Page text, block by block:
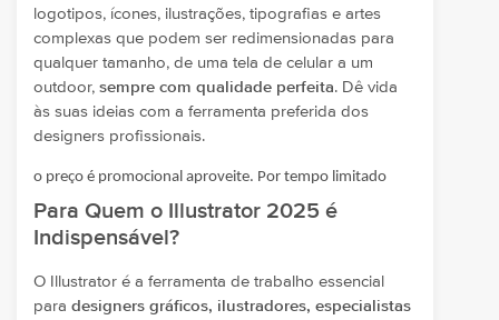
logotipos, ícones, ilustrações, tipografias e artes
complexas que podem ser redimensionadas para
qualquer tamanho, de uma tela de celular a um
outdoor, sempre com qualidade perfeita. Dê vida
às suas ideias com a ferramenta preferida dos
designers profissionais.
o preço é promocional aproveite. Por tempo limitado
Para Quem o Illustrator 2025 é
Indispensável?
O Illustrator é a ferramenta de trabalho essencial
para designers gráficos, ilustradores, especialistas